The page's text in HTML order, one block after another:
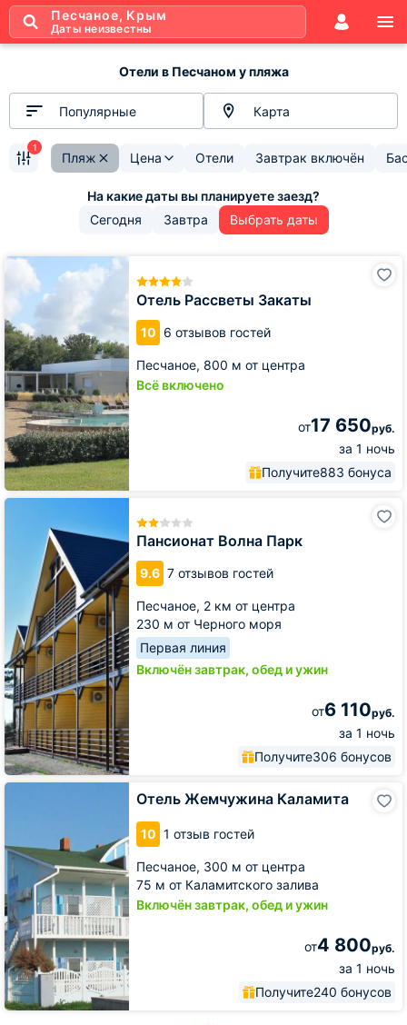
Песчаное, Крым
Даты неизвестны
Отели в Песчаном у пляжа
Популярные Карта
Пляж Цена Отели Завтрак включён
1
Сегодня Завтра Выбрать даты
Отель Рассветы Закаты
10 6 отзывов гостей
Песчаное, 800 м от центра
Всё включено
от17 650руб.
за 1 ночь
Получите883 бонуса
Отель
Рассветы
Закаты
Пансионат Волна Парк
9.6 7 отзывов гостей
Песчаное, 2 км от центра
230 м от Черного моря
Первая линия
Включён завтрак, обед и ужин
от6 110руб.
за 1 ночь
Получите306 бонусов
Пансионат
Отель Жемчужина Каламита
10 1 отзыв гостей
Песчаное, 300 м от центра
75 м от Каламитского залива
Включён завтрак, обед и ужин
от4 800руб.
за 1 ночь
Получите240 бонусов
Отель